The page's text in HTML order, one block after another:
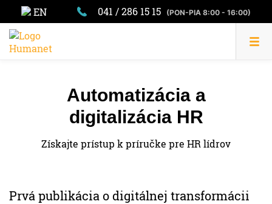
EN 041 / 286 15 15 (PON-PIA 8:00 - 16:00)
Automatizácia a
digitalizácia HR
Získajte prístup k príručke pre HR lídrov
Prvá publikácia o digitálnej transformácii